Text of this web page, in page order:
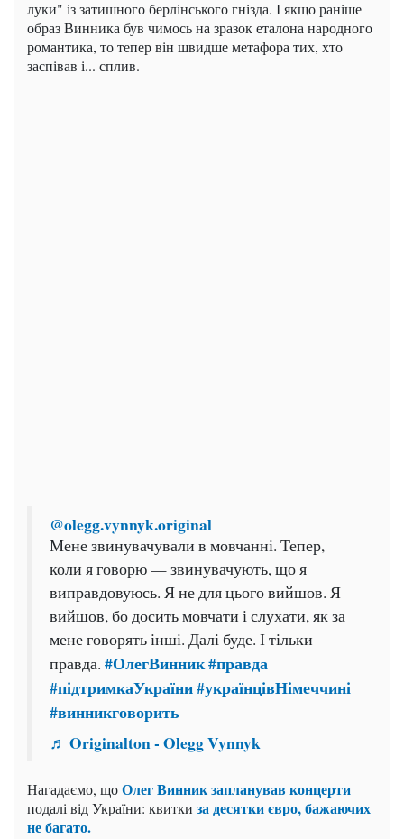
луки" із затишного берлінського гнізда. І якщо раніше
образ Винника був чимось на зразок еталона народного
романтика, то тепер він швидше метафора тих, хто
заспівав і... сплив.
@olegg.vynnyk.original
Мене звинувачували в мовчанні. Тепер,
коли я говорю — звинувачують, що я
виправдовуюсь. Я не для цього вийшов. Я
вийшов, бо досить мовчати і слухати, як за
мене говорять інші. Далі буде. І тільки
правда. #ОлегВинник#правда
#підтримкаУкраїни#українцівНімеччині
#винникговорить
♬ Originalton - Olegg Vynnyk
Нагадаємо, щоОлег Винник запланував концерти
подалі від України: квитки за десятки євро, бажаючих
не багато.